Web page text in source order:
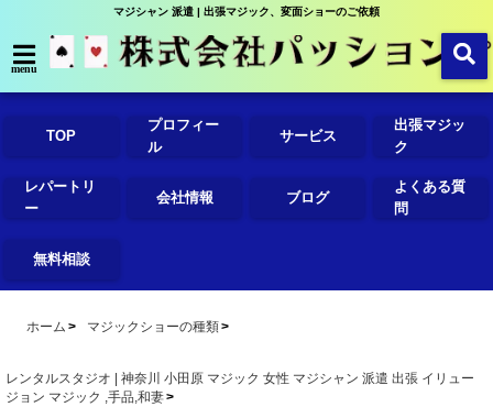
マジシャン 派遣 | 出張マジック、変面ショーのご依頼
menu
TOP
プロフィー
ル
サービス
出張マジッ
ク
レパートリ
ー
会社情報 ブログ
よくある質
問
無料相談
ホーム マジックショーの種類
レンタルスタジオ | 神奈川 小田原 マジック 女性 マジシャン 派遣 出張 イリュー
ジョン マジック ,手品,和妻